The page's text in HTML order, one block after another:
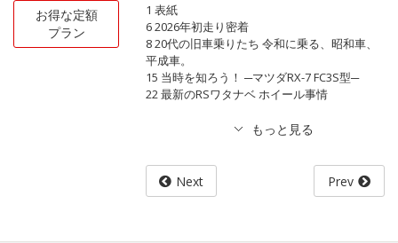
お得な定額
プラン
1 表紙
6 2026年初走り密着
8 20代の旧車乗りたち 令和に乗る、昭和車、
平成車。
15 当時を知ろう！ ─マツダRX-7 FC3S型─
22 最新のRSワタナベ ホイール事情
Next Prev